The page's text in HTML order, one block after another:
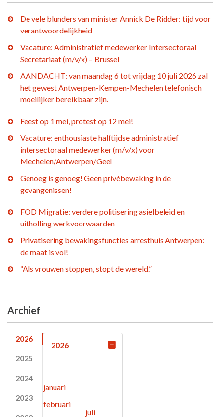
De vele blunders van minister Annick De Ridder: tijd voor
verantwoordelijkheid
Vacature: Administratief medewerker Intersectoraal
Secretariaat (m/v/x) – Brussel
AANDACHT: van maandag 6 tot vrijdag 10 juli 2026 zal
het gewest Antwerpen-Kempen-Mechelen telefonisch
moeilijker bereikbaar zijn.
Feest op 1 mei, protest op 12 mei!
Vacature: enthousiaste halftijdse administratief
intersectoraal medewerker (m/v/x) voor
Mechelen/Antwerpen/Geel
Genoeg is genoeg! Geen privébewaking in de
gevangenissen!
FOD Migratie: verdere politisering asielbeleid en
uitholling werkvoorwaarden
Privatisering bewakingsfuncties arresthuis Antwerpen:
de maat is vol!
“Als vrouwen stoppen, stopt de wereld.”
Archief
2026
2025
2024
2023
2026
januari
februari
juli